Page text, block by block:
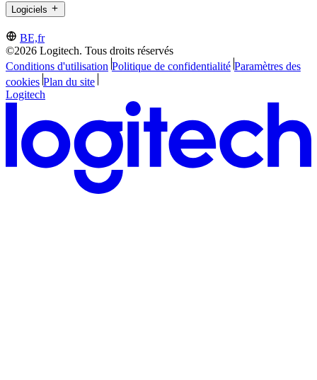
Logiciels
BE,fr
©2026 Logitech. Tous droits réservés
Conditions d'utilisation Politique de confidentialité Paramètres des
cookies Plan du site
Logitech